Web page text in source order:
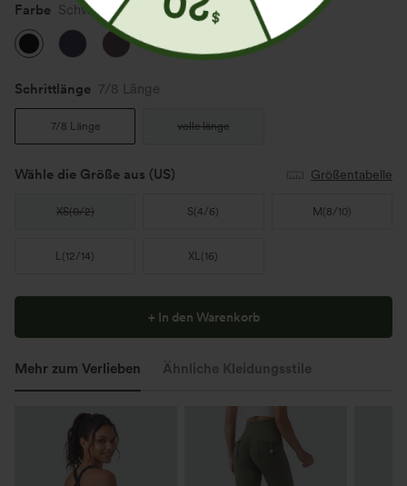
Farbe Schwarz
Schrittlänge️ 7/8 Länge
7/8 Länge volle länge
Wähle die Größe aus (US) Größentabelle
XS(0/2) S(4/6) M (8/10)
L(12/14) XL(16)
+ In den Warenkorb
Mehr zum Verlieben Ähnliche Kleidungsstile